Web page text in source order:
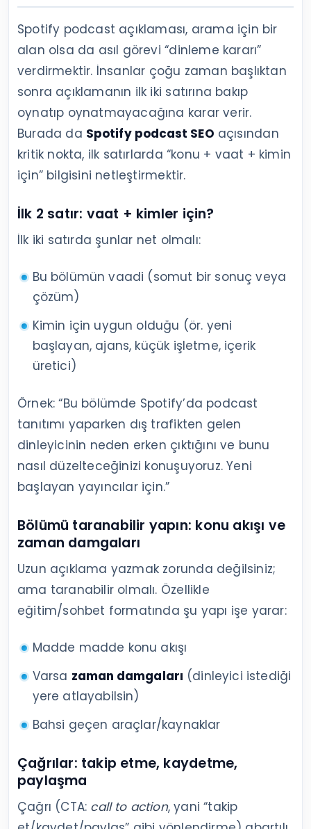
Spotify podcast açıklaması, arama için bir
alan olsa da asıl görevi “dinleme kararı”
verdirmektir. İnsanlar çoğu zaman başlıktan
sonra açıklamanın ilk iki satırına bakıp
oynatıp oynatmayacağına karar verir.
Burada da Spotify podcast SEO açısından
kritik nokta, ilk satırlarda “konu + vaat + kimin
için” bilgisini netleştirmektir.
İlk 2 satır: vaat + kimler için?
İlk iki satırda şunlar net olmalı:
Bu bölümün vaadi (somut bir sonuç veya
çözüm)
Kimin için uygun olduğu (ör. yeni
başlayan, ajans, küçük işletme, içerik
üretici)
Örnek: “Bu bölümde Spotify’da podcast
tanıtımı yaparken dış trafikten gelen
dinleyicinin neden erken çıktığını ve bunu
nasıl düzelteceğinizi konuşuyoruz. Yeni
başlayan yayıncılar için.”
Bölümü taranabilir yapın: konu akışı ve
zaman damgaları
Uzun açıklama yazmak zorunda değilsiniz;
ama taranabilir olmalı. Özellikle
eğitim/sohbet formatında şu yapı işe yarar:
Madde madde konu akışı
Varsa zaman damgaları (dinleyici istediği
yere atlayabilsin)
Bahsi geçen araçlar/kaynaklar
Çağrılar: takip etme, kaydetme,
paylaşma
Çağrı (CTA: call to action, yani “takip